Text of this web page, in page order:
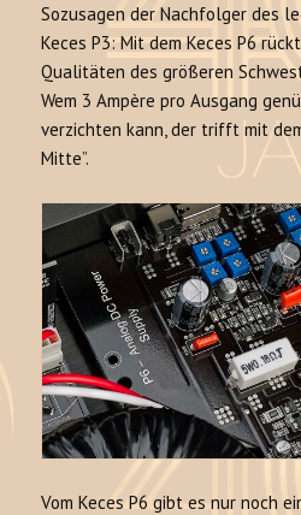
Sozusagen der Nachfolger des
Keces P3: Mit dem Keces P6
Qualitäten des größeren
Wem 3 Ampère pro Ausgang
verzichten kann, der trifft mit
Mitte”.
Vom Keces P6 gibt es nur noch